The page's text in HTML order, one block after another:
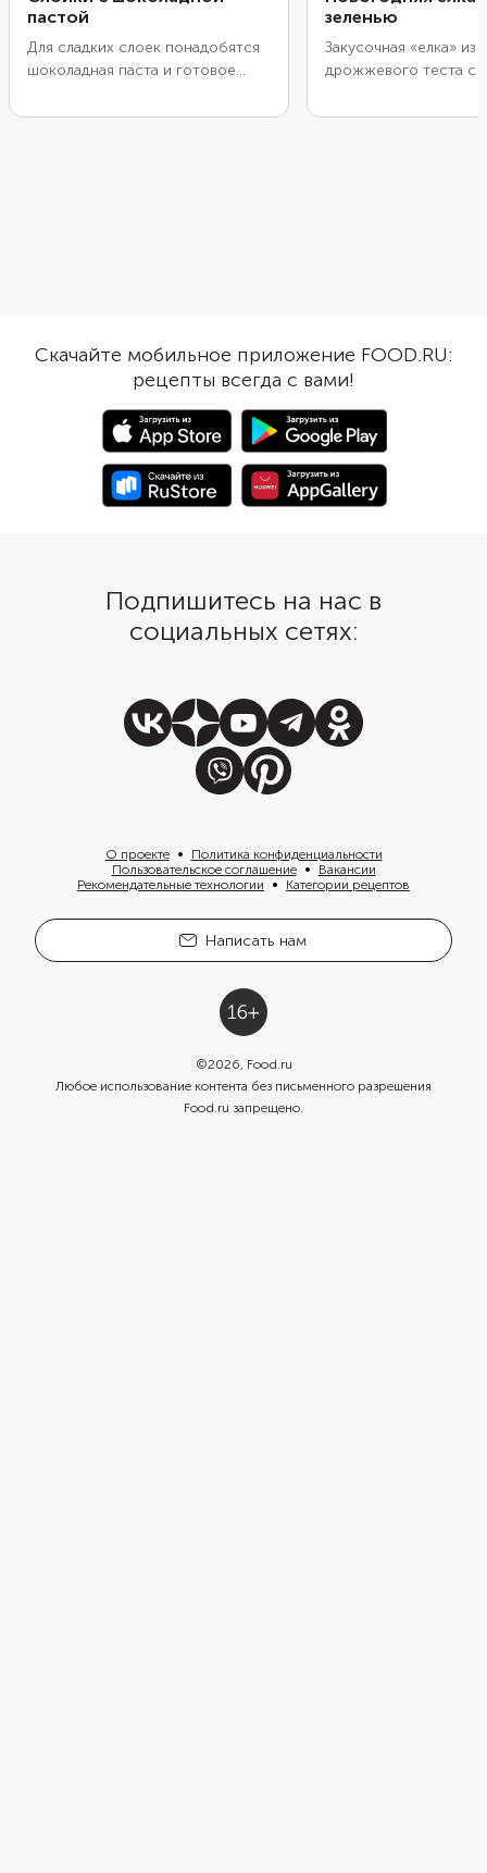
пастой
Для сладких слоек понадобятся
шоколадная паста и готовое
пласта, смажьте один пастой,
зеленью
Закусочная «елка» из
дрожжевого теста с
выпекания полить ее
готовности и
золотистой корочки.
Скачайте мобильное приложение FOOD.RU:
рецепты всегда с вами!
Подпишитесь на нас в
социальных сетях:
О проекте
Политика конфиденциальности
Пользовательское соглашение
Вакансии
Рекомендательные технологии
Категории рецептов
Написать нам
©2026, Food.ru
Любое использование контента без письменного разрешения
Food.ru запрещено.